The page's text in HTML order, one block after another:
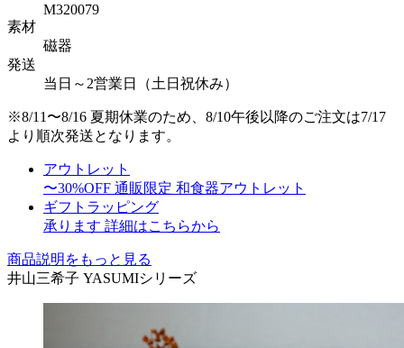
M320079
素材
磁器
発送
当日～2営業日（土日祝休み）
※8/11〜8/16 夏期休業のため、8/10午後以降のご注文は7/17
より順次発送となります。
アウトレット
〜30%OFF 通販限定 和食器アウトレット
ギフトラッピング
承ります 詳細はこちらから
商品説明をもっと見る
井山三希子 YASUMIシリーズ